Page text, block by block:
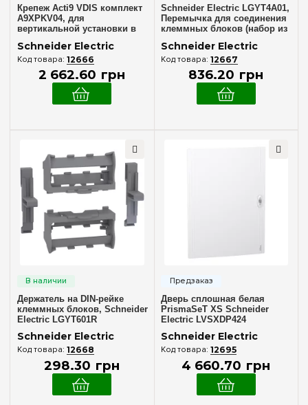
Крепеж Acti9 VDIS комплект
A9XPKV04, для
вертикальной установки в
Electric
Schneider Electric
12666
2 662.60 грн
Schneider Electric LGYT4A01,
Перемычка для соединения
клеммных блоков (набор из
Schneider Electric
12667
836.20 грн
Держатель на DIN-рейке
клеммных блоков, Schneider
Electric LGYT601R
Schneider Electric
12668
298.30 грн
Дверь сплошная белая
PrismaSeT XS Schneider
Electric LVSXDP424
Schneider Electric
12695
4 660.70 грн